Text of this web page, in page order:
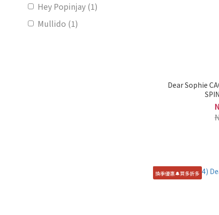
Hey Popinjay (1)
Mullido (1)
Dear Sophie
換季優惠🔔買多折多